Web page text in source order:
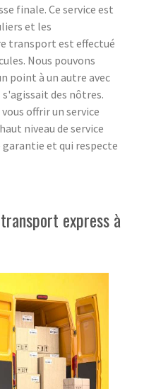
finale. Ce service est
et les
transport est effectué
Nous pouvons
point à un autre avec
des nôtres.
offrir un service
niveau de service
et qui respecte
express à